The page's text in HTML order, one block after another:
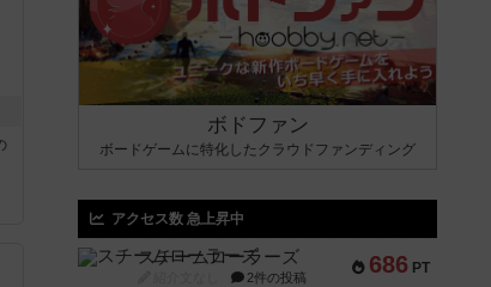
ボドファン
ボードゲームに特化したクラウドファンディング
アクセス数 急上昇中
686 PT
スチームローラーズ
2件の投稿